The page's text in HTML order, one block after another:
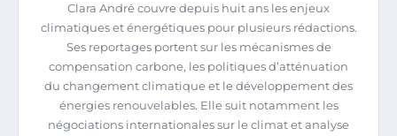
Clara André couvre depuis huit ans les enjeux
climatiques et énergétiques pour plusieurs rédactions.
Ses reportages portent sur les mécanismes de
compensation carbone, les politiques d’atténuation
du changement climatique et le développement des
énergies renouvelables. Elle suit notamment les
négociations internationales sur le climat et analyse